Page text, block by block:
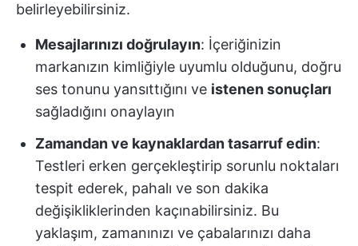
belirleyebilirsiniz.
Mesajlarınızı doğrulayın: İçeriğinizin
markanızın kimliğiyle uyumlu olduğunu, doğru
ses tonunu yansıttığını ve istenen sonuçları
sağladığını onaylayın
Zamandan ve kaynaklardan tasarruf edin:
Testleri erken gerçekleştirip sorunlu noktaları
tespit ederek, pahalı ve son dakika
değişikliklerinden kaçınabilirsiniz. Bu
yaklaşım, zamanınızı ve çabalarınızı daha